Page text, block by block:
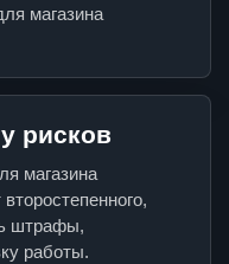
магазина
рисков
магазина
штрафы,
работы.